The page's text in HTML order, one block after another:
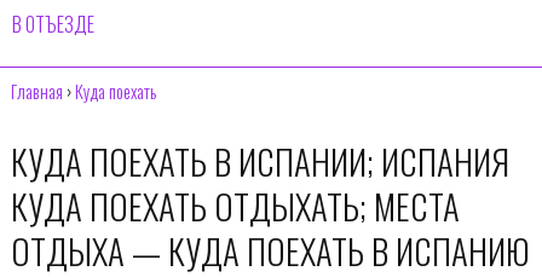
В ОТЪЕЗДЕ
Главная ›Куда поехать
КУДА ПОЕХАТЬ В ИСПАНИИ; ИСПАНИЯ
КУДА ПОЕХАТЬ ОТДЫХАТЬ; МЕСТА
ОТДЫХА — КУДА ПОЕХАТЬ В ИСПАНИЮ